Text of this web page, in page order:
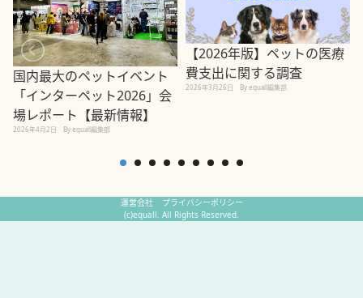
国内最大のペットイベント
「インターペット2026」会
場レポート【最新情報】
2026年4月2日 By equall編集部
【2026年版】ペットの医療
費支出に関する調査
2026年3月26日 By equall編集部
運営会社
プライバシーポリシー
(c)equall. All Rights Reserved.